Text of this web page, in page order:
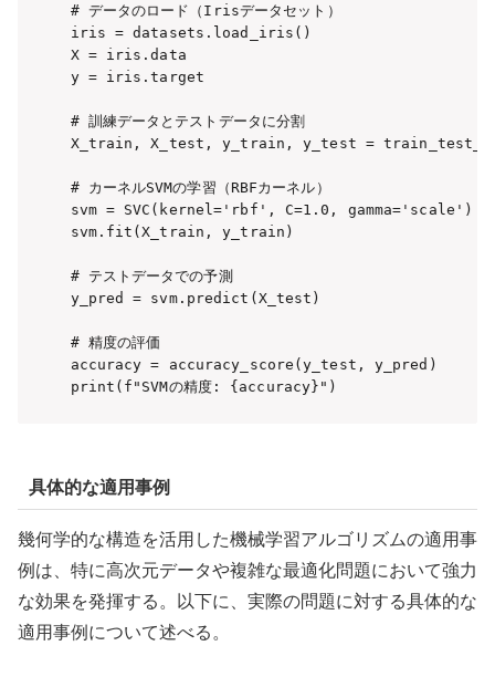
# データのロード（Irisデータセット）
iris = datasets.load_iris()
X = iris.data
y = iris.target
# 訓練データとテストデータに分割
X_train, X_test, y_train, y_test =
# カーネルSVMの学習（RBFカーネル）
svm = SVC(kernel='rbf', C=1.0, gamma='scale')
svm.fit(X_train, y_train)
# テストデータでの予測
y_pred = svm.predict(X_test)
# 精度の評価
accuracy = accuracy_score(y_test, y_pred)
print(f"SVMの精度: {accuracy}")
具体的な適用事例
幾何学的な構造を活用した機械学習アルゴリズムの適用事
例は、特に高次元データや複雑な最適化問題において強力
な効果を発揮する。以下に、実際の問題に対する具体的な
適用事例について述べる。